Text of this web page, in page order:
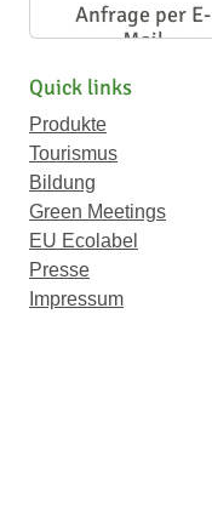
Anfrage per E-
Mail
Quick links
Produkte
Tourismus
Bildung
Green Meetings
EU Ecolabel
Presse
Impressum